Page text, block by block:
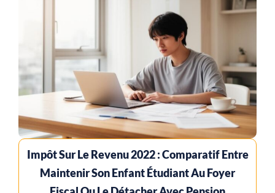
Impôt Sur Le Revenu 2022 : Comparatif Entre
Maintenir Son Enfant Étudiant Au Foyer